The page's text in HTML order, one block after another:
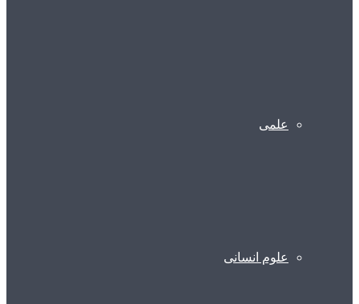
علمی
علوم انسانی